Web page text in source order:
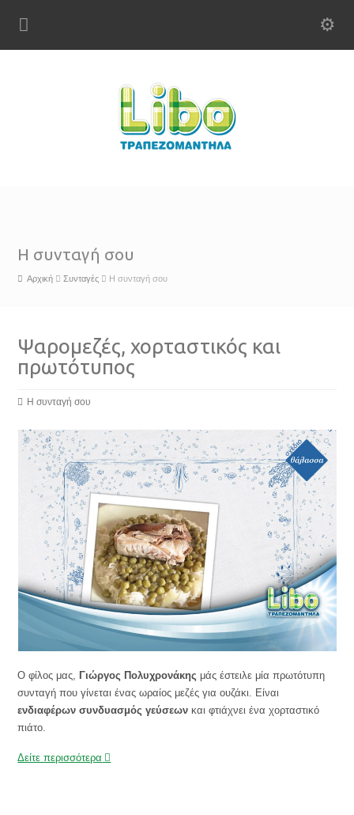
Η συνταγή σου
Αρχική Συνταγές Η συνταγή σου
Ψαρομεζές, χορταστικός και
πρωτότυπος
Η συνταγή σου
Ο φίλος μας, Γιώργος Πολυχρονάκης μάς έστειλε μία πρωτότυπη
συνταγή που γίνεται ένας ωραίος μεζές για ουζάκι. Είναι
ενδιαφέρων συνδυασμός γεύσεων και φτιάχνει ένα χορταστικό
πιάτο.
Δείτε περισσότερα